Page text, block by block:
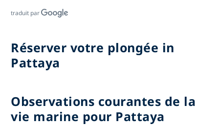
traduit par
Réserver votre plongée in
Pattaya
Observations courantes de la
vie marine pour Pattaya